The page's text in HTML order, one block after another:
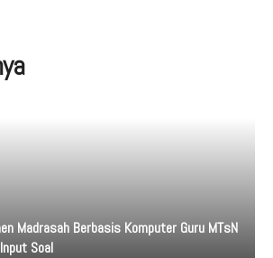
Madrasah Berbasis Komputer Guru MTsN
Soal